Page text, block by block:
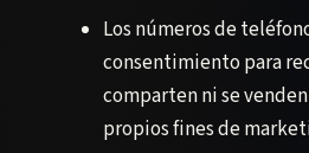
Los números de
consentimiento para
comparten ni se
propios fines de